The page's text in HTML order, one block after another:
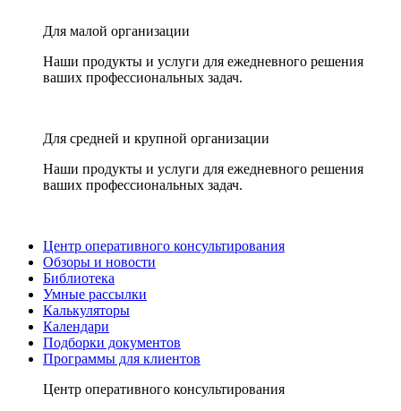
Для малой организации
Наши продукты и услуги для ежедневного решения
ваших профессиональных задач.
Для средней и крупной организации
Наши продукты и услуги для ежедневного решения
ваших профессиональных задач.
Центр оперативного консультирования
Обзоры и новости
Библиотека
Умные рассылки
Калькуляторы
Календари
Подборки документов
Программы для клиентов
Центр оперативного консультирования